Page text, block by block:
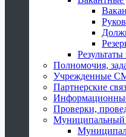
Полномочия,
Учрежденные
Партнерские
Проверки,
Муниципальный